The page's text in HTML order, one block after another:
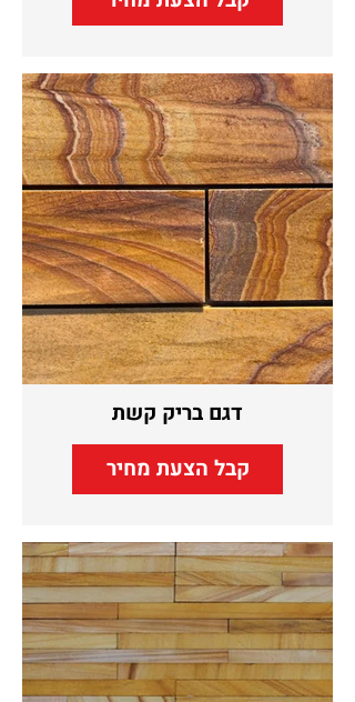
דגם בריק קשת
קבל הצעת מחיר